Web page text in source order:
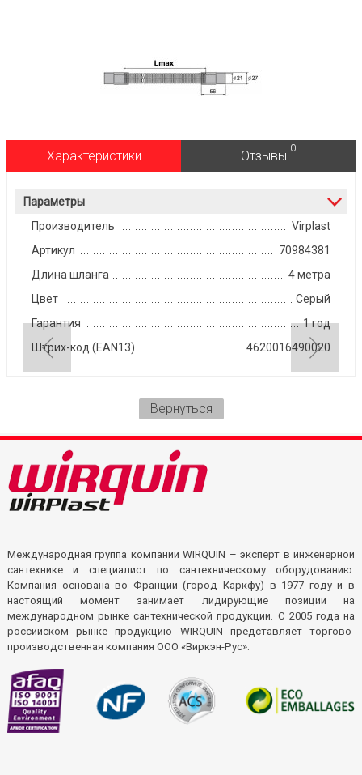
Характеристики Отзывы
0
Параметры
Производитель
Virplast
Артикул
70984381
Длина шланга
4 метра
Цвет
Серый
Гарантия
1 год
Штрих-код (EAN13)
4620016490020
Вернуться
Международная группа компаний WIRQUIN – эксперт в инженерной
сантехнике и специалист по сантехническому оборудованию.
Компания основана во Франции (город Каркфу) в 1977 году и в
настоящий момент занимает лидирующие позиции на
международном рынке сантехнической продукции. С 2005 года на
российском рынке продукцию WIRQUIN представляет торгово-
производственная компания ООО «Виркэн-Рус».